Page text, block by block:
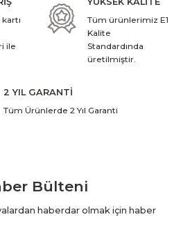
ile
Tüm ürünlerimiz E1
Kalite
Standardında
üretilmiştir.
2 YIL GARANTİ
Tüm Ürünlerde 2 Yıl Garanti
Bülteni
haberdar olmak için haber